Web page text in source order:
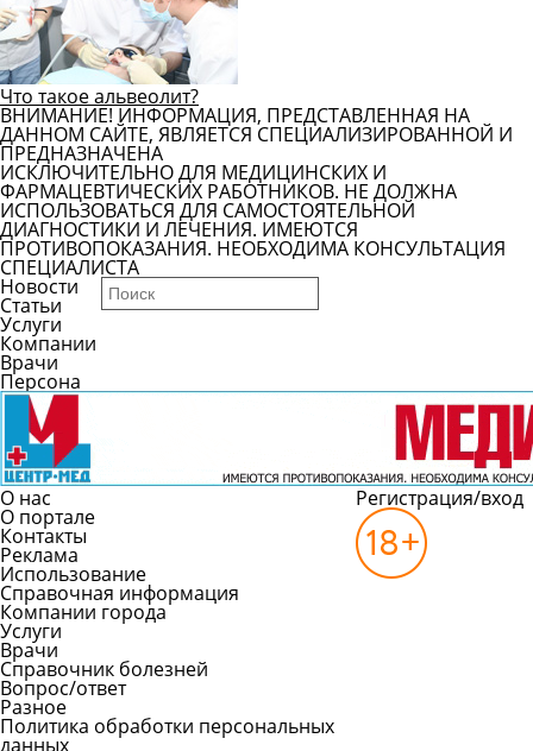
Что такое альвеолит?
ВНИМАНИЕ! ИНФОРМАЦИЯ, ПРЕДСТАВЛЕННАЯ НА
ДАННОМ САЙТЕ, ЯВЛЯЕТСЯ СПЕЦИАЛИЗИРОВАННОЙ И
ПРЕДНАЗНАЧЕНА
ИСКЛЮЧИТЕЛЬНО ДЛЯ МЕДИЦИНСКИХ И
ФАРМАЦЕВТИЧЕСКИХ РАБОТНИКОВ. НЕ ДОЛЖНА
ИСПОЛЬЗОВАТЬСЯ ДЛЯ САМОСТОЯТЕЛЬНОЙ
ДИАГНОСТИКИ И ЛЕЧЕНИЯ. ИМЕЮТСЯ
ПРОТИВОПОКАЗАНИЯ. НЕОБХОДИМА КОНСУЛЬТАЦИЯ
СПЕЦИАЛИСТА
Новости
Статьи
Услуги
Компании
Врачи
Персона
О нас
О портале
Контакты
Реклама
Использование
Справочная информация
Компании города
Услуги
Врачи
Справочник болезней
Вопрос/ответ
Разное
Политика обработки персональных
данных
Регистрация/вход